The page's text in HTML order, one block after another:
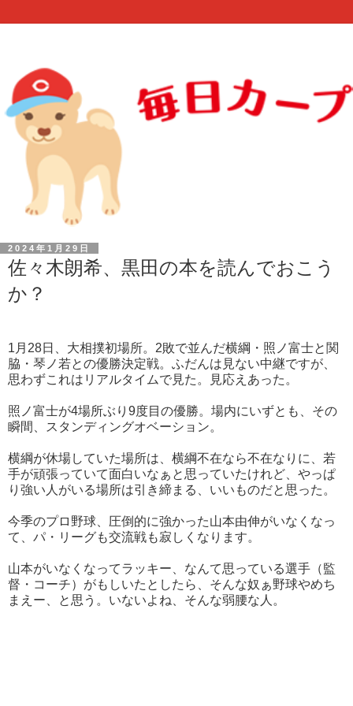
2024年1月29日
佐々木朗希、黒田の本を読んでおこう
か？
1月28日、大相撲初場所。2敗で並んだ横綱・照ノ富士と関
脇・琴ノ若との優勝決定戦。ふだんは見ない中継ですが、
思わずこれはリアルタイムで見た。見応えあった。
照ノ富士が4場所ぶり9度目の優勝。場内にいずとも、その
瞬間、スタンディングオベーション。
横綱が休場していた場所は、横綱不在なら不在なりに、若
手が頑張っていて面白いなぁと思っていたけれど、やっぱ
り強い人がいる場所は引き締まる、いいものだと思った。
今季のプロ野球、圧倒的に強かった山本由伸がいなくなっ
て、パ・リーグも交流戦も寂しくなります。
山本がいなくなってラッキー、なんて思っている選手（監
督・コーチ）がもしいたとしたら、そんな奴ぁ野球やめち
まえー、と思う。いないよね、そんな弱腰な人。